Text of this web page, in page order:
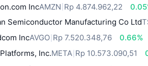
IncAMZN Rp 4.874.962,22
Semiconductor Manufacturing Co Ltd
IncAVGO Rp 7.520.348,76
0.66%
Inc.META Rp 10.573.090,51